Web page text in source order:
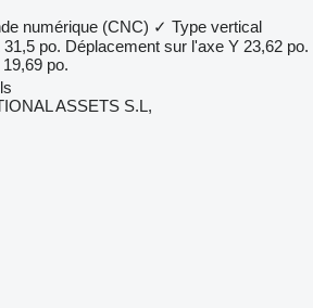
numérique (CNC) ✓ Type vertical
31,5 po. Déplacement sur l'axe Y 23,62 po.
19,69 po.
ASSETS S.L,